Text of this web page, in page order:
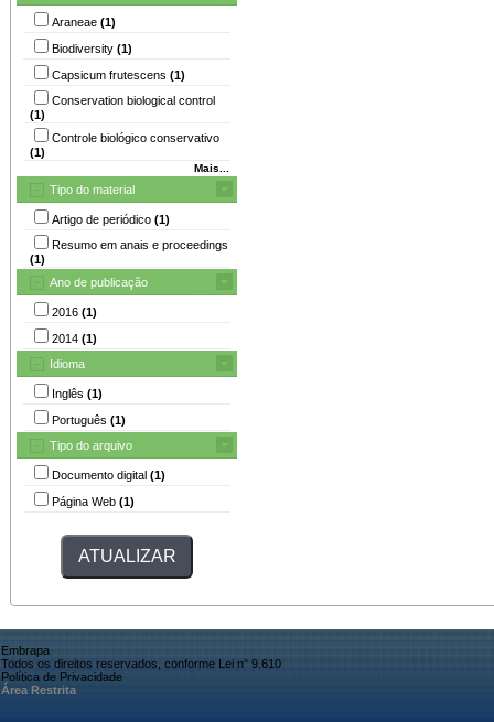
Araneae (1)
Biodiversity (1)
Capsicum frutescens (1)
Conservation biological control
(1)
Controle biológico conservativo
(1)
Mais...
Tipo do material
Artigo de periódico (1)
Resumo em anais e proceedings
(1)
Ano de publicação
2016 (1)
2014 (1)
Idioma
Inglês (1)
Português (1)
Tipo do arquivo
Documento digital (1)
Página Web (1)
Embrapa
Todos os direitos reservados, conforme Lei n° 9.610
Política de Privacidade
Área Restrita